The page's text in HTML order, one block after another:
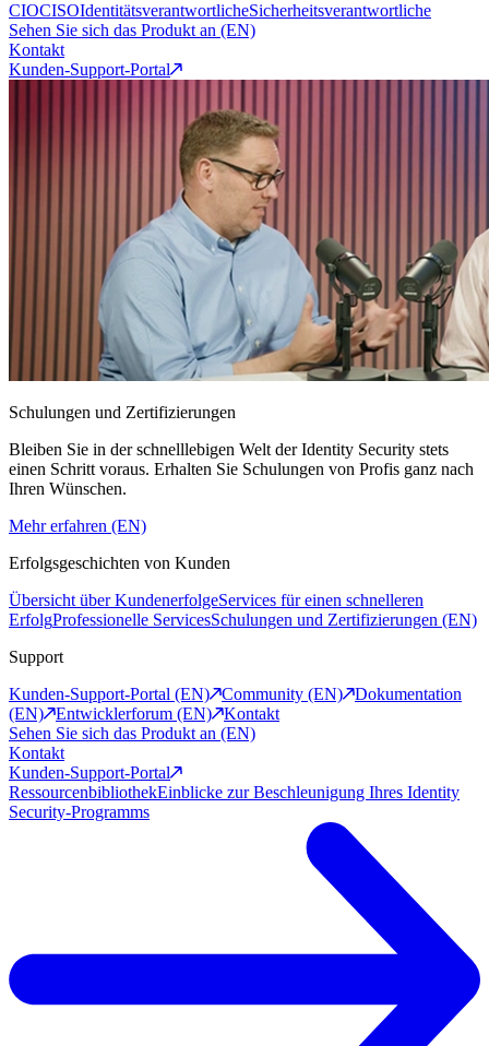
CIOCISOIdentitätsverantwortlicheSicherheitsverantwortliche
Sehen Sie sich das Produkt an (EN)
Kontakt
Kunden-Support-Portal
Schulungen und Zertifizierungen
Bleiben Sie in der schnelllebigen Welt der Identity Security stets
einen Schritt voraus. Erhalten Sie Schulungen von Profis ganz nach
Ihren Wünschen.
Mehr erfahren (EN)
Erfolgsgeschichten von Kunden
Übersicht über KundenerfolgeServices für einen schnelleren
ErfolgProfessionelle ServicesSchulungen und Zertifizierungen (EN)
Support
Kunden-Support-Portal (EN)
Community (EN)
Dokumentation
(EN)
Entwicklerforum (EN)
Kontakt
Sehen Sie sich das Produkt an (EN)
Kontakt
Kunden-Support-Portal
RessourcenbibliothekEinblicke zur Beschleunigung Ihres Identity
Security-Programms